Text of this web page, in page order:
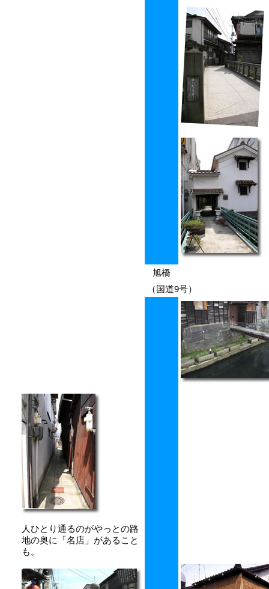
旭橋
（国道9号）
人ひとり通るのがやっとの路
地の奥に「名店」があること
も。